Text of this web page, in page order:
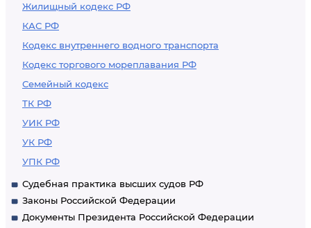
Жилищный кодекс РФ
КАС РФ
Кодекс внутреннего водного транспорта
Кодекс торгового мореплавания РФ
Семейный кодекс
ТК РФ
УИК РФ
УК РФ
УПК РФ
Судебная практика высших судов РФ
Законы Российской Федерации
Документы Президента Российской Федерации